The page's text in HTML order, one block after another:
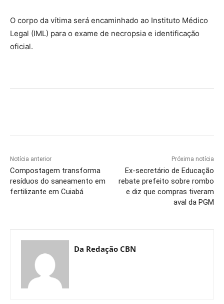
O corpo da vítima será encaminhado ao Instituto Médico
Legal (IML) para o exame de necropsia e identificação
oficial.
Notícia anterior
Compostagem transforma
resíduos do saneamento em
fertilizante em Cuiabá
Próxima notícia
Ex-secretário de Educação
rebate prefeito sobre rombo
e diz que compras tiveram
aval da PGM
Da Redação CBN